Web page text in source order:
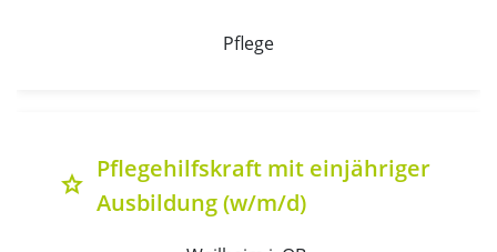
Pflege
grade
Pflegehilfskraft mit einjähriger
Ausbildung (w/m/d)